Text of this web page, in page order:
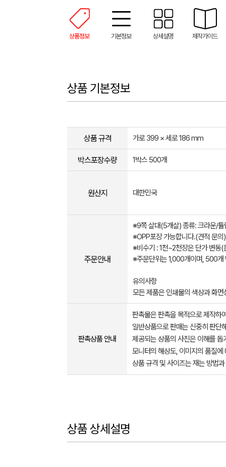
상품정보 기본정보 상세설명 제작가이드
상품 기본정보
상품 규격 가로 399 × 세로 186 mm
박스포장수량 1박스 500개
원산지 대한민국
주문안내
※9쪽 살대(5개살) 종류: 크라운/
※OPP포장 가능합니다.(견적 문의)
※비수기 : 1천~2천장은 단가 변동
※주문단위는 1,000개이며, 500개
유의사항
모든 제품은 인쇄물의 색상과 화
판촉상품 안내
판촉물은 판촉을 목적으로 제작하
일반상품으로 판매는 신중히 판단
제공되는 상품의 사진은 이해를
모니터의 해상도, 이미지의 품질
상품 규격 및 사이즈는 재는 방법
상품 상세설명